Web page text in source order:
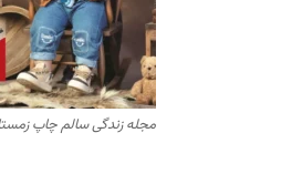
مجله زندگی سالم چاپ زمستان